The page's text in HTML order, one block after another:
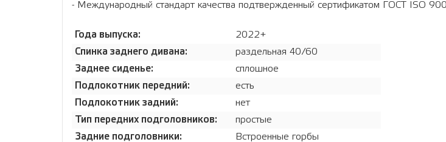
- Международный стандарт качества подтвержденный сертификатом ГОСТ ISO
Года выпуска:
2022+
Спинка заднего дивана:
раздельная 40/60
Заднее сиденье:
сплошное
Подлокотник передний:
есть
Подлокотник задний:
нет
Тип передних подголовников:
простые
Задние подголовники:
Встроенные горбы